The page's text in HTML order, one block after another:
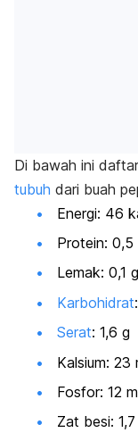
Di bawah ini daftar
tubuh dari buah
Energi: 46
Protein: 0,5
Lemak: 0,1 g
Karbohidrat
Serat: 1,6 g
Kalsium: 23
Fosfor: 12
Zat besi: